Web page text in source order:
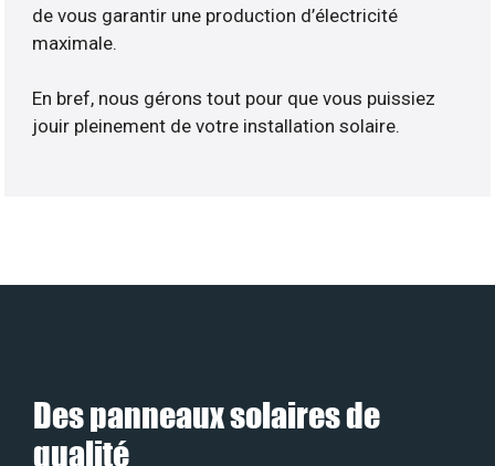
de vous garantir une production d’électricité
maximale.
En bref, nous gérons tout pour que vous puissiez
jouir pleinement de votre installation solaire.
Des panneaux solaires de
qualité